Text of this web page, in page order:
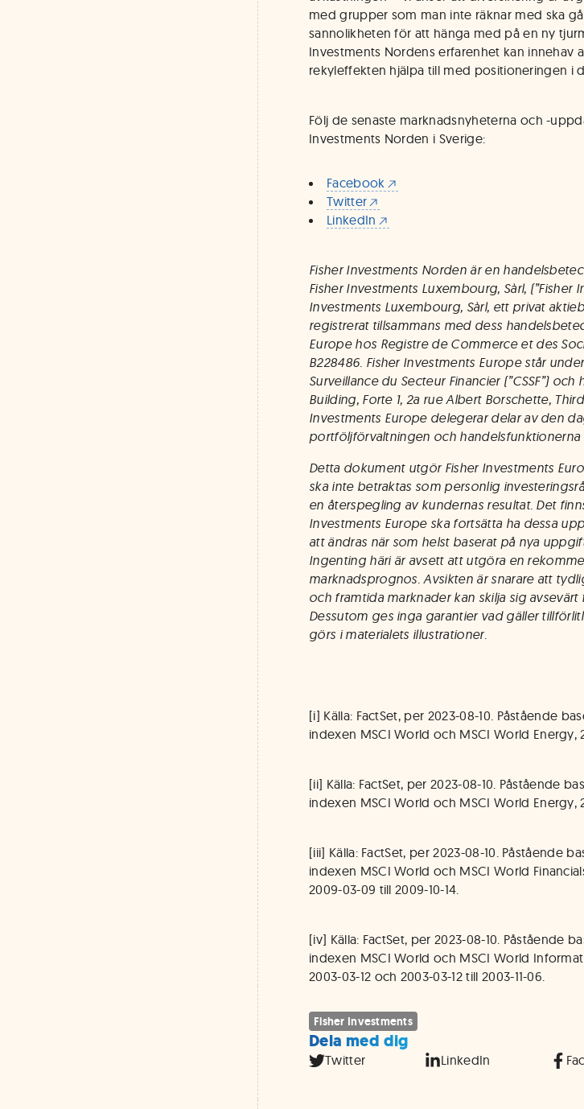
med grupper som man inte räknar med ska
sannolikheten för att hänga med på en ny
Investments Nordens erfarenhet kan innehav
rekyleffekten hjälpa till med positioneringen i
Följ de senaste marknadsnyheterna och -
Investments Norden i Sverige:
Facebook
Twitter
LinkedIn
Fisher Investments Norden är en
Fisher Investments Luxembourg, Sàrl, (”Fisher
Investments Luxembourg, Sàrl, ett privat
registrerat tillsammans med dess
Europe hos Registre de Commerce et des
B228486. Fisher Investments Europe står
Surveillance du Secteur Financier (”CSSF”)
Building, Forte 1, 2a rue Albert Borschette,
Investments Europe delegerar delar av den
portföljförvaltningen och
Detta dokument utgör Fisher Investments
ska inte betraktas som personlig
en återspegling av kundernas resultat. Det
Investments Europe ska fortsätta ha dessa
att ändras när som helst baserat på nya
Ingenting häri är avsett att utgöra en
marknadsprognos. Avsikten är snarare att
och framtida marknader kan skilja sig
Dessutom ges inga garantier vad gäller
görs i materialets illustrationer.
[i] Källa: FactSet, per 2023-08-10. Påstående
indexen MSCI World och MSCI World Energy,
[ii] Källa: FactSet, per 2023-08-10. Påstående
indexen MSCI World och MSCI World Energy,
[iii] Källa: FactSet, per 2023-08-10. Påstående
indexen MSCI World och MSCI World
2009-03-09 till 2009-10-14.
[iv] Källa: FactSet, per 2023-08-10. Påstående
indexen MSCI World och MSCI World
2003-03-12 och 2003-03-12 till 2003-11-06.
Fisher Investments
Dela med dig
Twitter LinkedIn